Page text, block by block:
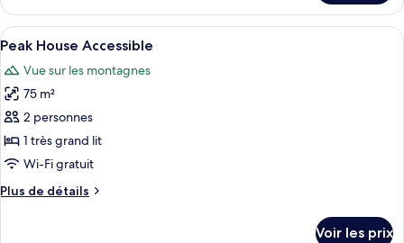
le
type
de
Peak
House
Afficher
toutes
les
photos
pour
ce
type
chambre :
Une chambre moderne avec un
4
Peak House Accessible
Vue sur les montagnes
75 m²
2 personnes
1 très grand lit
Wi-Fi gratuit
Plus de détails
Plus
Voir les prix